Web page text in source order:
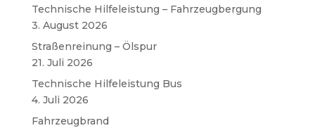
Technische Hilfeleistung – Fahrzeugbergung
3. August 2026
Straßenreinung – Ölspur
21. Juli 2026
Technische Hilfeleistung Bus
4. Juli 2026
Fahrzeugbrand